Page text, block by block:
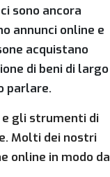
sono ancora
annunci online e
acquistano
di beni di largo
parlare.
gli strumenti di
Molti dei nostri
online in modo da